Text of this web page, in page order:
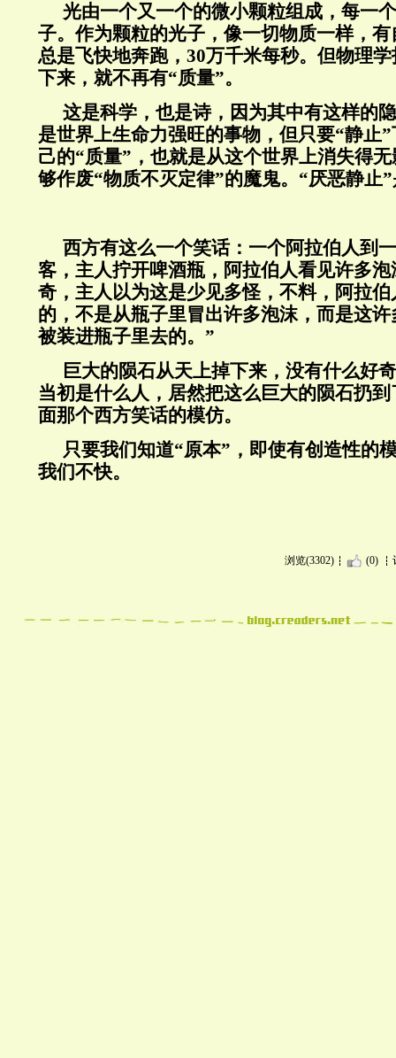
光由一个又一个的微小颗粒组成，每一
子。作为颗粒的光子，像一切物质一样，
总是飞快地奔跑， 30万千米每秒。但物理
下来，就不再有“质量”。
这是科学，也是诗，因为其中有这样的
是世界上生命力强旺的事物，但只要“静止
己的“质量”，也就是从这个世界上消失得
够作废“物质不灭定律”的魔鬼。“厌恶静止
西方有这么一个笑话：一个阿拉伯人到
客，主人拧开啤酒瓶，阿拉伯人看见许多
奇，主人以为这是少见多怪，不料，阿拉
的，不是从瓶子里冒出许多泡沫，而是这
被装进瓶子里去的。”
巨大的陨石从天上掉下来，没有什么好
当初是什么人，居然把这么巨大的陨石扔
面那个西方笑话的模仿。
只要我们知道“原本”，即使有创造性的
我们不快。
浏览(3302) (0)